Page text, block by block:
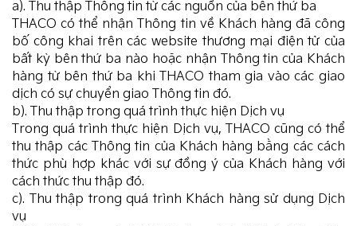
a). Thu thập Thông tin từ các nguồn của bên thứ ba
THACO có thể nhận Thông tin về Khách hàng đã công
bố công khai trên các website thương mại điện tử của
bất kỳ bên thứ ba nào hoặc nhận Thông tin của Khách
hàng từ bên thứ ba khi THACO tham gia vào các giao
dịch có sự chuyển giao Thông tin đó.
b). Thu thập trong quá trình thực hiện Dịch vụ
Trong quá trình thực hiện Dịch vụ, THACO cũng có thể
thu thập các Thông tin của Khách hàng bằng các cách
thức phù hợp khác với sự đồng ý của Khách hàng với
cách thức thu thập đó.
c). Thu thập trong quá trình Khách hàng sử dụng Dịch
vụ